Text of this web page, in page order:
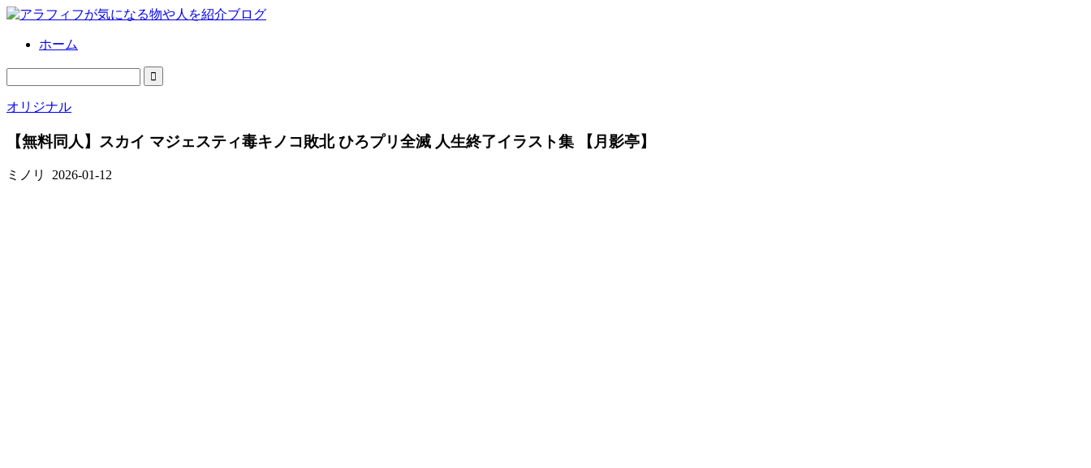
ホーム
オリジナル
【無料同人】スカイ マジェスティ毒キノコ敗北 ひろプリ全滅 人生終了イラスト集 【月影亭】
ミノリ 2026-01-12